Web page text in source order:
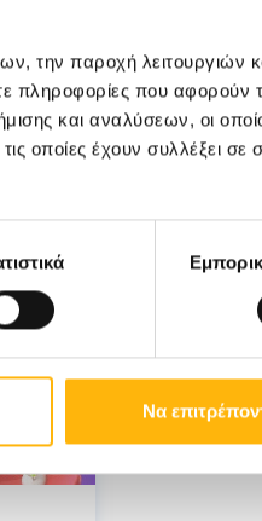
την παροχή λειτουργιών
πληροφορίες που αφορούν
και αναλύσεων, οι
οποίες έχουν συλλέξει σε
Να